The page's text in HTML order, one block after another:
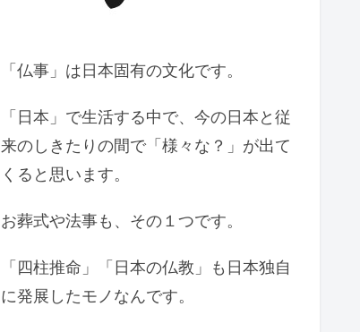
「仏事」は日本固有の文化です。
「日本」で生活する中で、今の日本と従
来のしきたりの間で「様々な？」が出て
くると思います。
お葬式や法事も、その１つです。
「四柱推命」「日本の仏教」も日本独自
に発展したモノなんです。